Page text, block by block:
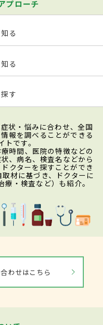
プローチ
る
る
す
状・悩みに合わせ、全国
報を調べることができる
です。
時間、医院の特徴などの
、病名、検査名などから
クターを探すことができ
材に基づき、ドクターに
・検査など）も紹介。
わせはこちら